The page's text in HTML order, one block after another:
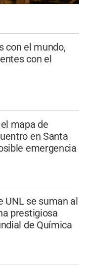
con el mundo,
con el
mapa de
en Santa
emergencia
UNL se suman al
prestigiosa
de Química